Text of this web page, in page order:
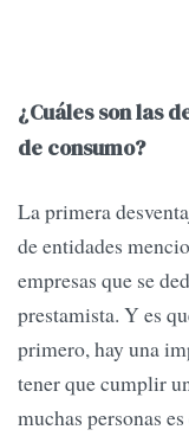
¿Cuáles son las
de consumo?
La primera
de entidades
empresas que se
prestamista. Y es
primero, hay una
tener que cumplir
muchas personas